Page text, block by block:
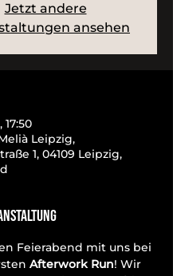
Jetzt andere
ansehen
17:50
Leipzig,
1, 04109 Leipzig,
Feierabend mit uns bei
Afterwork Run! Wir